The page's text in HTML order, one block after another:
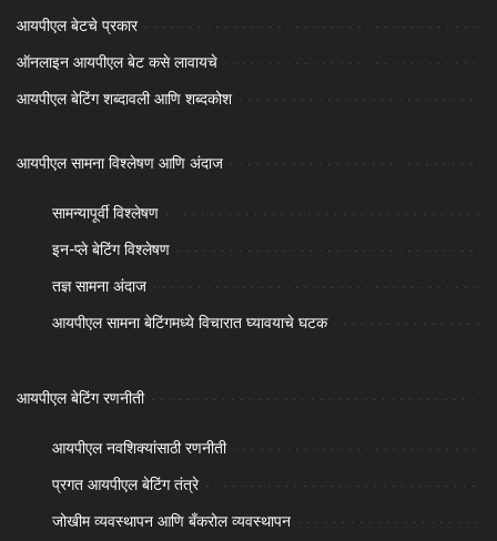
आयपीएल बेटचे प्रकार
ऑनलाइन आयपीएल बेट कसे लावायचे
आयपीएल बेटिंग शब्दावली आणि शब्दकोश
आयपीएल सामना विश्लेषण आणि अंदाज
सामन्यापूर्वी विश्लेषण
इन-प्ले बेटिंग विश्लेषण
तज्ञ सामना अंदाज
आयपीएल सामना बेटिंगमध्ये विचारात घ्यावयाचे घटक
आयपीएल बेटिंग रणनीती
आयपीएल नवशिक्यांसाठी रणनीती
प्रगत आयपीएल बेटिंग तंत्रे
जोखीम व्यवस्थापन आणि बँकरोल व्यवस्थापन